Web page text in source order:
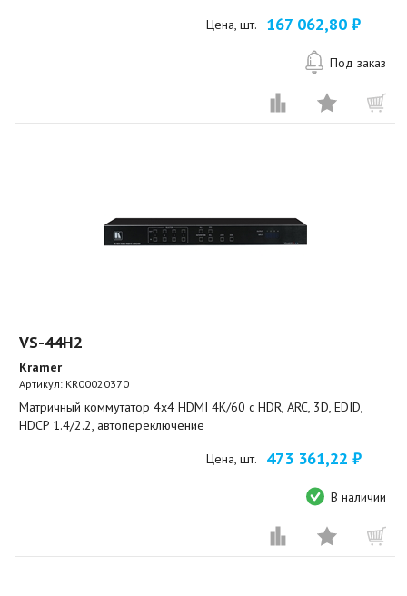
Цена, шт. 167 062,80 ₽
Под заказ
VS-44H2
Kramer
Артикул: KR00020370
Матричный коммутатор 4х4 HDMI 4K/60 с HDR, ARC, 3D, EDID,
HDCP 1.4/2.2, автопереключение
Цена, шт. 473 361,22 ₽
В наличии